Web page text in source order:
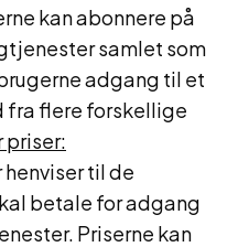
kan abonnere på
samlet som
adgang til et
fra flere forskellige
priser:
til de
betale for adgang
Priserne kan